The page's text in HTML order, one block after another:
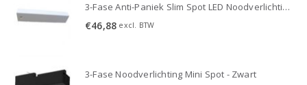
3-Fase Anti-Paniek Slim Spot LED Noodverlichting 3W - Wit
€46,88 excl. BTW
3-Fase Noodverlichting Mini Spot - Zwart